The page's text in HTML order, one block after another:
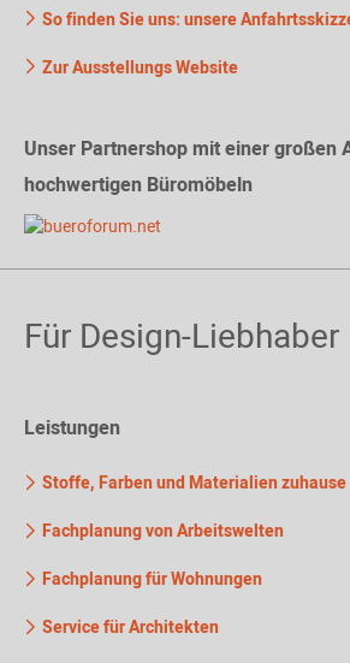
So finden Sie uns: unsere
Zur Ausstellungs Website
Unser Partnershop mit einer großen
hochwertigen Büromöbeln
Für Design-Liebhaber
Leistungen
Stoffe, Farben und Materialien
Fachplanung von Arbeitswelten
Fachplanung für Wohnungen
Service für Architekten